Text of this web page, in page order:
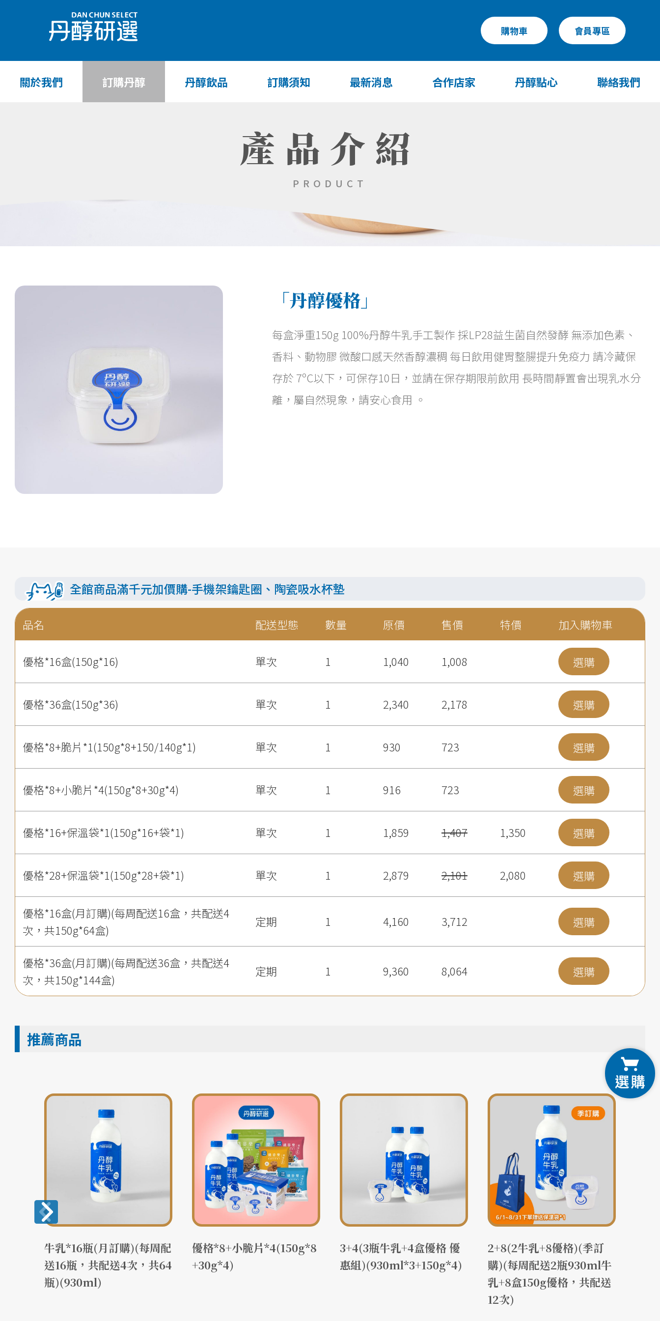
購物車 會員專區
關於我們 訂購丹醇 丹醇飲品 訂購須知 最新消息 合作店家 丹醇點心 聯絡我們
產品介紹
PRODUCT
「丹醇優格」
每盒淨重150g 100%丹醇牛乳手工製作 採LP28益生菌自然發酵 無添加色素、
香料、動物膠 微酸口感天然香醇濃稠 每日飲用健胃整腸提升免疫力 請冷藏保
存於 7ºC以下，可保存10日，並請在保存期限前飲用 長時間靜置會出現乳水分
離，屬自然現象，請安心食用 。
全館商品滿千元加價購-手機架鑰匙圈、陶瓷吸水杯墊
品名 配送型態 數量 原價 售價 特價 加入購物車
優格*16盒(150g*16) 單次 1 1,040 1,008 選購
優格*36盒(150g*36) 單次 1 2,340 2,178 選購
優格*8+脆片*1(150g*8+150/140g*1) 單次 1 930 723 選購
優格*8+小脆片*4(150g*8+30g*4) 單次 1 916 723 選購
優格*16+保溫袋*1(150g*16+袋*1) 單次 1 1,859 1,407 1,350 選購
優格*28+保溫袋*1(150g*28+袋*1) 單次 1 2,879 2,101 2,080 選購
優格*16盒(月訂購)(每周配送16盒，共配送4
次，共150g*64盒)
定期 1 4,160 3,712 選購
優格*36盒(月訂購)(每周配送36盒，共配送4
次，共150g*144盒)
定期 1 9,360 8,064 選購
推薦商品
牛乳*16瓶(月訂購)(每周配
送16瓶，共配送4次，共64
瓶)(930ml)
優格*8+小脆片*4(150g*8
+30g*4)
3+4(3瓶牛乳+4盒優格 優
惠組)(930ml*3+150g*4)
2+8(2牛乳+8優格)(季訂
購)(每周配送2瓶930ml牛
乳+8盒150g優格，共配送
12次)